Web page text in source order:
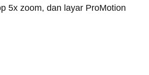
5x zoom, dan layar ProMotion